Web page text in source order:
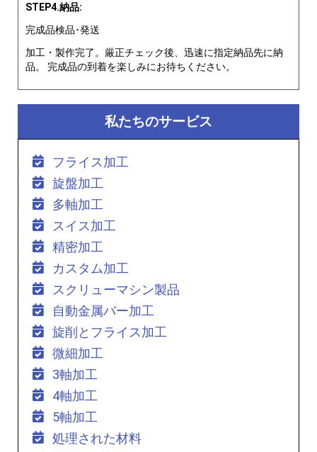
STEP4.納品:
完成品検品･発送
加工・製作完了。厳正チェック後、迅速に指定納品先に納
品。 完成品の到着を楽しみにお待ちください。
私たちのサービス
フライス加工
旋盤加工
多軸加工
スイス加工
精密加工
カスタム加工
スクリューマシン製品
自動金属バー加工
旋削とフライス加工
微細加工
3軸加工
4軸加工
5軸加工
処理された材料